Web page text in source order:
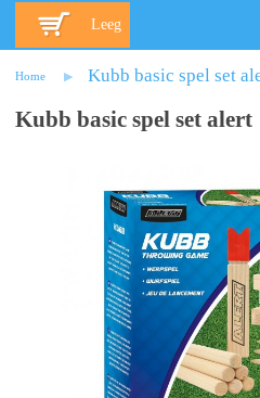
Leeg
Home Kubb basic spel set
Kubb basic spel set alert